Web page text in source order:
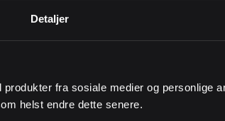
Detaljer
fra sosiale medier og personlige
helst endre dette senere.